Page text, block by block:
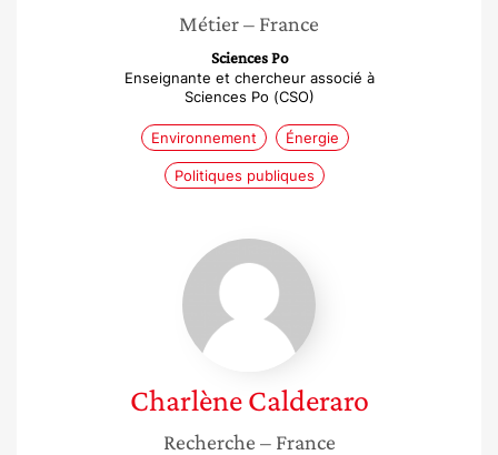
Métier– France
Sciences Po
Enseignante et chercheur associé à
Sciences Po (CSO)
Environnement Énergie
Politiques publiques
Charlène
Calderaro
Charlène Calderaro
Recherche – France